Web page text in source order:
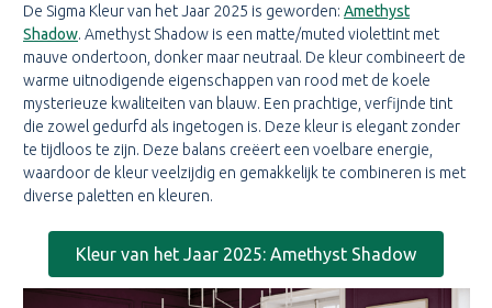
De Sigma Kleur van het Jaar 2025 is geworden: Amethyst
Shadow. Amethyst Shadow is een matte/muted violettint met
mauve ondertoon, donker maar neutraal. De kleur combineert de
warme uitnodigende eigenschappen van rood met de koele
mysterieuze kwaliteiten van blauw. Een prachtige, verfijnde tint
die zowel gedurfd als ingetogen is. Deze kleur is elegant zonder
te tijdloos te zijn. Deze balans creëert een voelbare energie,
waardoor de kleur veelzijdig en gemakkelijk te combineren is met
diverse paletten en kleuren.
Kleur van het Jaar 2025: Amethyst Shadow